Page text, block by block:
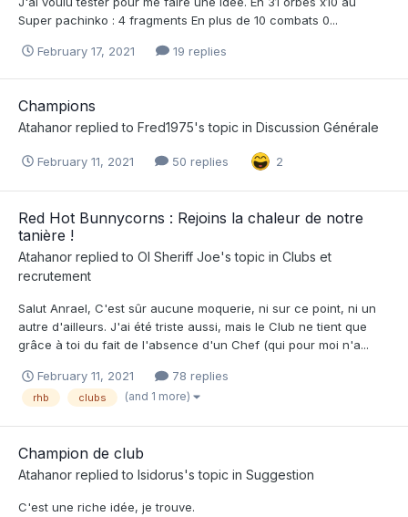
Super pachinko : 4 fragments En plus de 10 combats 0...
February 17, 2021 19 replies
Champions
Atahanor replied to Fred1975's topic in Discussion Générale
February 11, 2021 50 replies 2
Red Hot Bunnycorns : Rejoins la chaleur de notre
tanière !
Atahanor replied to Ol Sheriff Joe's topic in Clubs et
recrutement
Salut Anrael, C'est sûr aucune moquerie, ni sur ce point, ni un
autre d'ailleurs. J'ai été triste aussi, mais le Club ne tient que
grâce à toi du fait de l'absence d'un Chef (qui pour moi n'a...
February 11, 2021 78 replies
rhb clubs (and 1 more)
Champion de club
Atahanor replied to Isidorus's topic in Suggestion
C'est une riche idée, je trouve.